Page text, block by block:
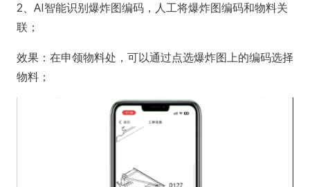
2、AI智能识别爆炸图编码，人工将爆炸图编码和物料关
联；
效果：在申领物料处，可以通过点选爆炸图上的编码选择
物料；